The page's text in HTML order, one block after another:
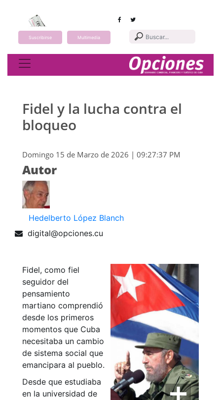
Suscribirse Multimedia
Toggle navigation
Fidel y la lucha contra el
bloqueo
Domingo 15 de Marzo de 2026 | 09:27:37 PM
Autor
Hedelberto López Blanch
digital@opciones.cu
Fidel, como fiel
seguidor del
pensamiento
martiano comprendió
desde los primeros
momentos que Cuba
necesitaba un cambio
de sistema social que
emancipara al pueblo.
Desde que estudiaba
en la universidad de